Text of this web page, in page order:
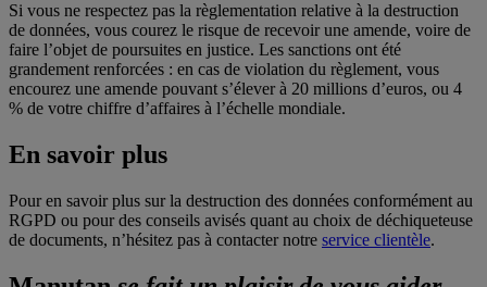
Si vous ne respectez pas la règlementation relative à la destruction
de données, vous courez le risque de recevoir une amende, voire de
faire l’objet de poursuites en justice. Les sanctions ont été
grandement renforcées : en cas de violation du règlement, vous
encourez une amende pouvant s’élever à 20 millions d’euros, ou 4
% de votre chiffre d’affaires à l’échelle mondiale.
En savoir plus
Pour en savoir plus sur la destruction des données conformément au
RGPD ou pour des conseils avisés quant au choix de déchiqueteuse
de documents, n’hésitez pas à contacter notre service clientèle.